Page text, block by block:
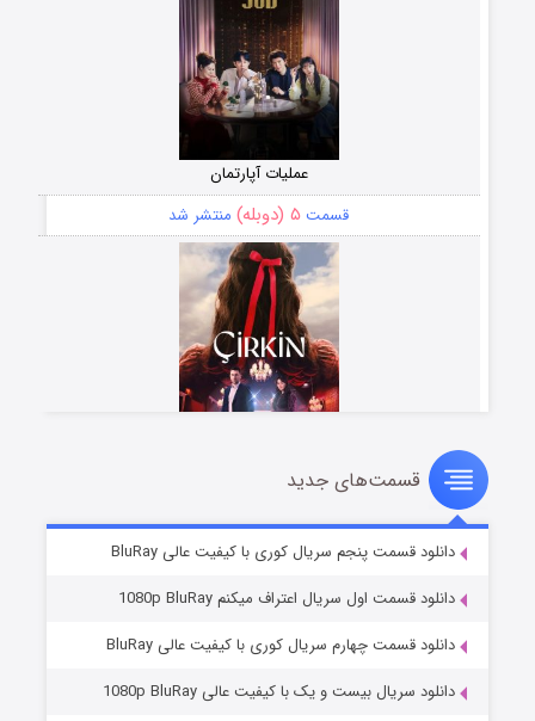
عملیات آپارتمان
قسمت ۵ (دوبله) منتشر شد
سریال زشت
قسمت۲ (زیرنویس) منتشر شد
قسمت‌های جدید
دانلود قسمت پنجم سریال کوری با کیفیت عالی BluRay
دانلود قسمت اول سریال اعتراف میکنم 1080p BluRay
دانلود قسمت چهارم سریال کوری با کیفیت عالی BluRay
دانلود سریال بیست و یک با کیفیت عالی 1080p BluRay